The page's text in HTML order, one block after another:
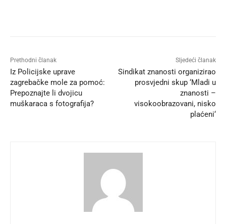
Prethodni članak
Iz Policijske uprave
zagrebačke mole za pomoć:
Prepoznajte li dvojicu
muškaraca s fotografija?
Sljedeći članak
Sindikat znanosti organizirao
prosvjedni skup ‘Mladi u
znanosti –
visokoobrazovani, nisko
plaćeni‘